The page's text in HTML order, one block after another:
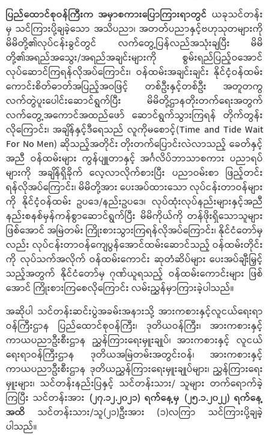
ပြည်ထောင်စုဝန်ကြီးက အမှာစကားပြောကြားရာတွင် ယခုသင်တန်း
မှ သင်ကြားပို့ချခဲ့သော အသိပညာ၊ အတတ်ပညာနှင့်ဗဟုသုတများကို
မိမိတို့၏လုပ်ငန်းခွင်တွင် လက်တွေ့ပြန်လည်အသုံးချပြီး မိမိ
တို့၏အရည်အသွေး/အရည်အချင်းများကို စွမ်းရည်ပြည့်ဝအောင်
လုပ်ဆောင်ကြရန်လိုအပ်ကြောင်း၊ ဝန်ထမ်းအချင်းချင်း နိုင်ငံ့ဝန်ထမ်း
ကောင်းစိတ်ဓာတ်အပြည့်အဝဖြင့် တစ်ဦးနှင့်တစ်ဦး အတူတကွ
လက်တွဲပူးပေါင်းဆောင်ရွက်ပြီး မိမိတို့ဌာနတိုးတက်ရေးအတွက်
လက်တွေ့အကောင်အထည်ဖော် ဆောင်ရွက်သွားကြရန် တိုက်တွန်း
လိုကြောင်း၊ အချိန်နှင့်ဒီရေသည် လူကိုမစောင့်(Time and Tide Wait
For No Men) ဆိုသည့်အတိုင်း တိုးတက်ပြောင်းလဲလာသည့် ခေတ်နှင့်
အညီ ဝန်ထမ်းများ ကွန်ပျူတာနှင့် အင်္ဂလိပ်ဘာသာစကား ပညာရပ်
များကို အချိန်ရှိခိုက် လေ့လာလိုက်စားပြီး ပညာဝမ်းစာ ဖြည့်တင်း
ရန်လိုအပ်ကြောင်း၊ မိမိတို့အား ပေးအပ်ထားသော လုပ်ငန်းတာဝန်များ
ကို နိုင်ငံ့ဝန်ထမ်း ဥပဒေ/နည်းဥပဒေ၊ လုပ်ထုံးလုပ်နည်းများနှင့်အညီ
နည်းစနစ်မှန်ကန်စွာဆောင်ရွက်ပြီး မိမိကိုယ်ကို တန်ဖိုးရှိသောသူများ
ဖြစ်အောင် အမြဲတမ်း ကြိုးစားသွားကြရန်လိုအပ်ကြောင်း၊ နိုင်ငံတော်မှ
လည်း လုပ်ငန်းတာဝန်ကျေပွန်အောင်ထမ်းဆောင်သည့် ဝန်ထမ်းတိုင်း
ကို လုပ်သက်အလိုက် ဝန်ထမ်းကောင်း ဆုတံဆိပ်များ ပေးအပ်ချီးမြှင့်
သည့်အတွက် နိုင်ငံတော်မှ ဂုဏ်ယူရသည့် ဝန်ထမ်းကောင်းများ ဖြစ်
အောင် ကြိုးစားကြစေလိုကြောင်း လမ်းညွှန်မှာကြားခဲ့ပါသည်။
အဆိုပါ သင်တန်းဆင်းပွဲအခမ်းအနားသို့ အားကစားနှင့်လူငယ်ရေးရာ
ဝန်ကြီးဌာန ပြည်ထောင်စုဝန်ကြီး၊ ဒုတိယဝန်ကြီး၊ အားကစားနှင့်
ကာယပညာဦးစီးဌာန ညွှန်ကြားရေးမှူးချုပ်၊ အားကစားနှင့် လူငယ်
ရေးရာဝန်ကြီးဌာန ဒုတိယအမြဲတမ်းအတွင်းဝန်၊ အားကစားနှင့်
ကာယပညာဦးစီးဌာန ဒုတိယညွှန်ကြားရေးမှူးချုပ်များ၊ ညွှန်ကြားရေး
မှူးများ၊ သင်တန်းနည်းပြနှင့် သင်တန်းသား/ သူများ တက်ရောက်ခဲ့
ကြပြီး သင်တန်းအား (၂၇.၁၂.၂၀၂၁) ရက်နေ့မှ (၂၅.၁.၂၀၂၂) ရက်နေ့
အထိ သင်တန်းသား/သူ(၂၁)ဦးအား (၁)လကြာ သင်ကြားပို့ချခဲ့
ပါသည်။